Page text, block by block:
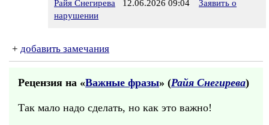
Райя Снегирева 12.06.2026 09:04
Заявить о
нарушении
+ добавить замечания
Рецензия на «Важные фразы» (Райя Снегирева)
Так мало надо сделать, но как это важно!